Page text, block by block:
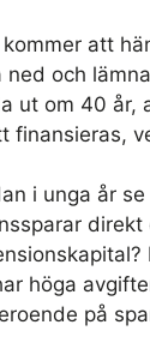
att
och
ut om 40 år,
finansieras,
i unga år
höga
på